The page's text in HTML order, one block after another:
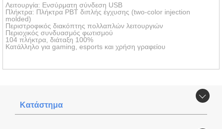
Λειτουργία: Ενσύρματη σύνδεση USB
Πλήκτρα: Πλήκτρα PBT διπλής έγχυσης (two-color injection
molded)
Περιστροφικός διακόπτης πολλαπλών λειτουργιών
Περιοχικός συνδυασμός φωτισμού
104 πλήκτρα, διάταξη 100%
Κατάλληλο για gaming, esports και χρήση γραφείου
Κατάστημα